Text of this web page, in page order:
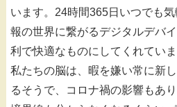
います。24時間365日いつでも
報の世界に繋がるデジタルデバ
利で快適なものにしてくれていま
私たちの脳は、暇を嫌い常に新
るそうで、コロナ禍の影響もあ